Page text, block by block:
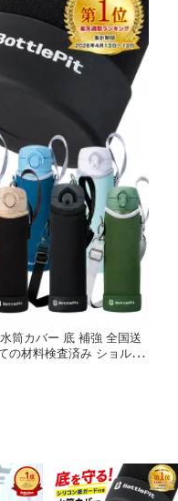
筒カバー 底 補強 全国送
の材料検査済み ショルダ
子 男の子 水筒用 ケース